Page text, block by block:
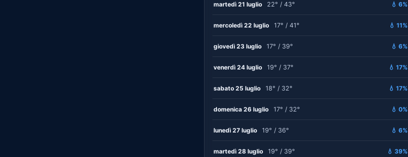
martedì 21 luglio 22° / 43° 💧 6%
mercoledì 22 luglio 17° / 41° 💧 11%
giovedì 23 luglio 17° / 39° 💧 6%
venerdì 24 luglio 19° / 37° 💧 17%
sabato 25 luglio 18° / 32° 💧 17%
domenica 26 luglio 17° / 32° 💧 0%
lunedì 27 luglio 19° / 36° 💧 6%
martedì 28 luglio 19° / 39° 💧 39%